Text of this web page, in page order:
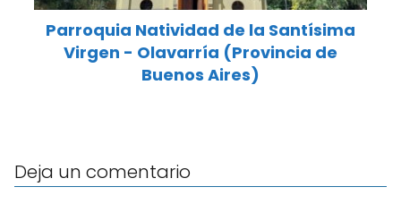
Parroquia Natividad de la Santísima
Virgen - Olavarría (Provincia de
Buenos Aires)
Deja un comentario